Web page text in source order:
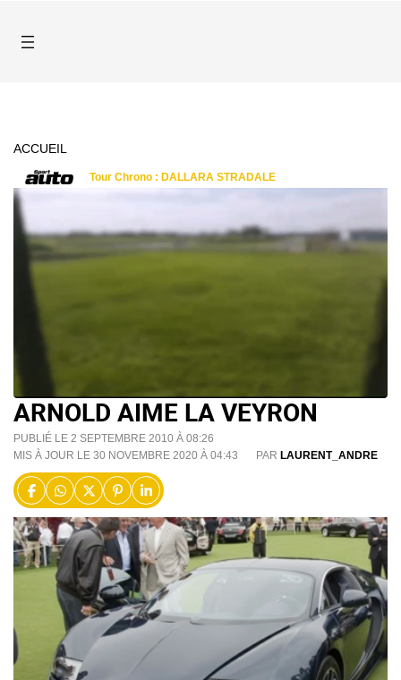
ACCUEIL
ARNOLD AIME LA VEYRON
PUBLIÉ LE 2 SEPTEMBRE 2010 À 08:26
MIS À JOUR LE 30 NOVEMBRE 2020 À 04:43
PAR LAURENT_ANDRE